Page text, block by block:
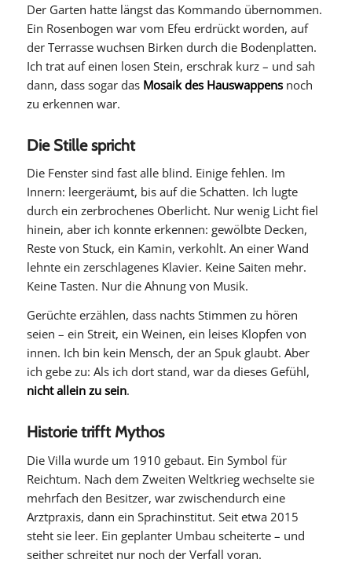
Der Garten hatte längst das Kommando übernommen.
Ein Rosenbogen war vom Efeu erdrückt worden, auf
der Terrasse wuchsen Birken durch die Bodenplatten.
Ich trat auf einen losen Stein, erschrak kurz – und sah
dann, dass sogar das Mosaik des Hauswappensnoch
zu erkennen war.
Die Stille spricht
Die Fenster sind fast alle blind. Einige fehlen. Im
Innern: leergeräumt, bis auf die Schatten. Ich lugte
durch ein zerbrochenes Oberlicht. Nur wenig Licht fiel
hinein, aber ich konnte erkennen: gewölbte Decken,
Reste von Stuck, ein Kamin, verkohlt. An einer Wand
lehnte ein zerschlagenes Klavier. Keine Saiten mehr.
Keine Tasten. Nur die Ahnung von Musik.
Gerüchte erzählen, dass nachts Stimmen zu hören
seien – ein Streit, ein Weinen, ein leises Klopfen von
innen. Ich bin kein Mensch, der an Spuk glaubt. Aber
ich gebe zu: Als ich dort stand, war da dieses Gefühl,
nicht allein zu sein.
Historie trifft Mythos
Die Villa wurde um 1910 gebaut. Ein Symbol für
Reichtum. Nach dem Zweiten Weltkrieg wechselte sie
mehrfach den Besitzer, war zwischendurch eine
Arztpraxis, dann ein Sprachinstitut. Seit etwa 2015
steht sie leer. Ein geplanter Umbau scheiterte – und
seither schreitet nur noch der Verfall voran.